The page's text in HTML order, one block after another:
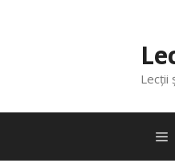
Lecții